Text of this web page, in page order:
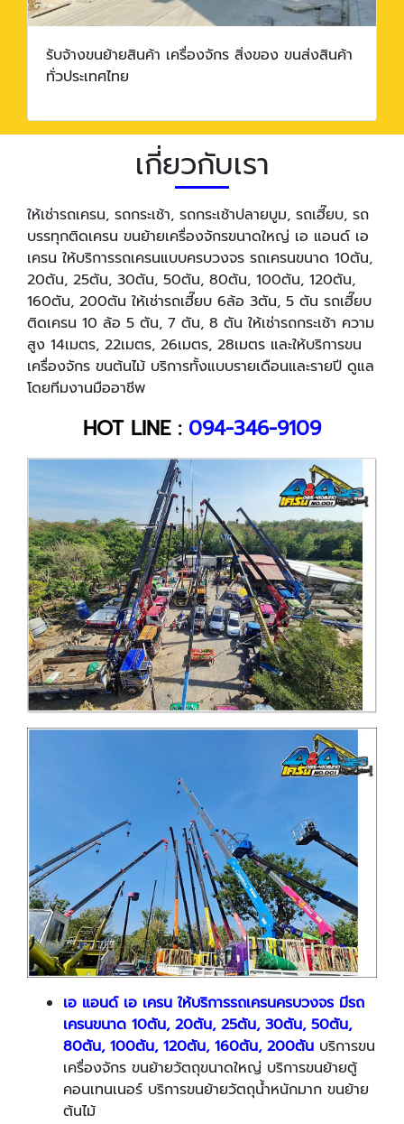
รับจ้างขนย้ายสินค้า เครื่องจักร สิ่งของ ขนส่งสินค้า
ทั่วประเทศไทย
เกี่ยวกับเรา
ให้เช่ารถเครน, รถกระเช้า, รถกระเช้าปลายบูม, รถเฮี๊ยบ, รถ
บรรทุกติดเครน ขนย้ายเครื่องจักรขนาดใหญ่ เอ แอนด์ เอ
เครน ให้บริการรถเครนแบบครบวงจร รถเครนขนาด 10ตัน,
20ตัน, 25ตัน, 30ตัน, 50ตัน, 80ตัน, 100ตัน, 120ตัน,
160ตัน, 200ตัน ให้เช่ารถเฮี๊ยบ 6ล้อ 3ตัน, 5 ตัน รถเฮี๊ยบ
ติดเครน 10 ล้อ 5 ตัน, 7 ตัน, 8 ตัน ให้เช่ารถกระเช้า ความ
สูง 14เมตร, 22เมตร, 26เมตร, 28เมตร และให้บริการขน
เครื่องจักร​ ขนต้นไม้​ บริการทั้งแบบรายเดือนและรายปี ดูแล
โดยทีมงานมืออาชีพ
HOT LINE : 094-346-9109
เอ แอนด์ เอ เครน ให้บริการรถเครนครบวงจร มีรถ
เครนขนาด 10ตัน, 20ตัน, 25ตัน, 30ตัน, 50ตัน,
80ตัน, 100ตัน, 120ตัน, 160ตัน, 200ตัน บริการขน
เครื่องจักร​ ขนย้ายวัตถุขนาดใหญ่ บริการขนย้ายตู้
คอนเทนเนอร์ บริการขนย้ายวัตถุน้ำหนักมาก ขนย้าย
ต้นไม้​